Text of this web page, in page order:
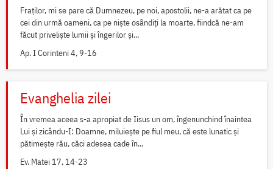
Fraților, mi se pare că Dumnezeu, pe noi, apostolii, ne-a arătat ca pe
cei din urmă oameni, ca pe niște osândiți la moarte, fiindcă ne-am
făcut priveliște lumii și îngerilor și...
Ap. I Corinteni 4, 9-16
Evanghelia zilei
În vremea aceea s-a apropiat de Iisus un om, îngenunchind înaintea
Lui și zicându-I: Doamne, miluiește pe fiul meu, că este lunatic și
pătimește rău, căci adesea cade în...
Ev. Matei 17, 14-23